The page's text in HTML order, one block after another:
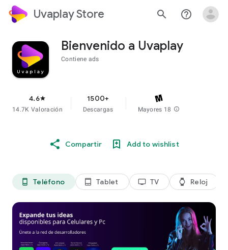
Uvaplay Store search help_outline
Bienvenido a Uvaplay
Contiene ads
4.6star
14.7K Valoración
1500+
Descargas Mayores 18 info
Compartir Add to wishlist
phone_android Teléfono tablet_android Tablet tv TV watch Reloj